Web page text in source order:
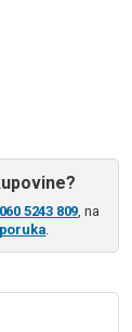
060 5243 809, na
.